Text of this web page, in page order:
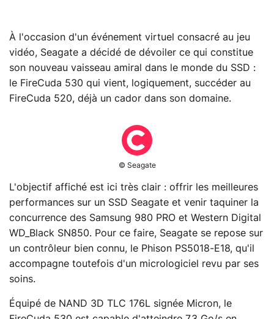
À l'occasion d'un événement virtuel consacré au jeu
vidéo, Seagate a décidé de dévoiler ce qui constitue
son nouveau vaisseau amiral dans le monde du SSD :
le FireCuda 530 qui vient, logiquement, succéder au
FireCuda 520, déjà un cador dans son domaine.
© Seagate
L'objectif affiché est ici très clair : offrir les meilleures
performances sur un SSD Seagate et venir taquiner la
concurrence des Samsung 980 PRO et Western Digital
WD_Black SN850. Pour ce faire, Seagate se repose sur
un contrôleur bien connu, le Phison PS5018-E18, qu'il
accompagne toutefois d'un micrologiciel revu par ses
soins.
Équipé de NAND 3D TLC 176L signée Micron, le